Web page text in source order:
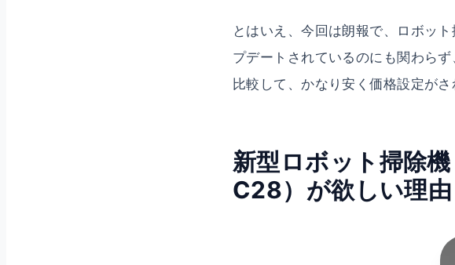
とはいえ、今回は朗報で、ロボッ
プデートされているのにも関わら
比較して、かなり安く価格設定がさ
新型ロボット掃除
C28）が欲しい理由